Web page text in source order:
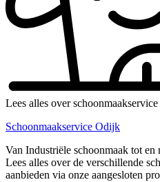
Lees alles over
Schoonmaakservice Odijk
Van Industriële schoonmaak tot en
Lees alles over de verschillende
aanbieden via onze aangesloten